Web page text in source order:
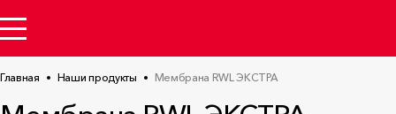
Главная Наши продукты Мембрана RWL ЭКСТРА